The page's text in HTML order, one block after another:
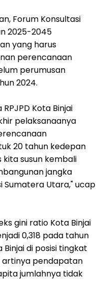
Forum Konsultasi
2025-2045
yang harus
perencanaan
perumusan
2024.
Kota Binjai
pelaksanaanya
20 tahun kedepan
susun kembali
jangka
Sumatera Utara," ucap
gini ratio Kota Binjai
0,318 pada tahun
di posisi tingkat
artinya pendapatan
jumlahnya tidak